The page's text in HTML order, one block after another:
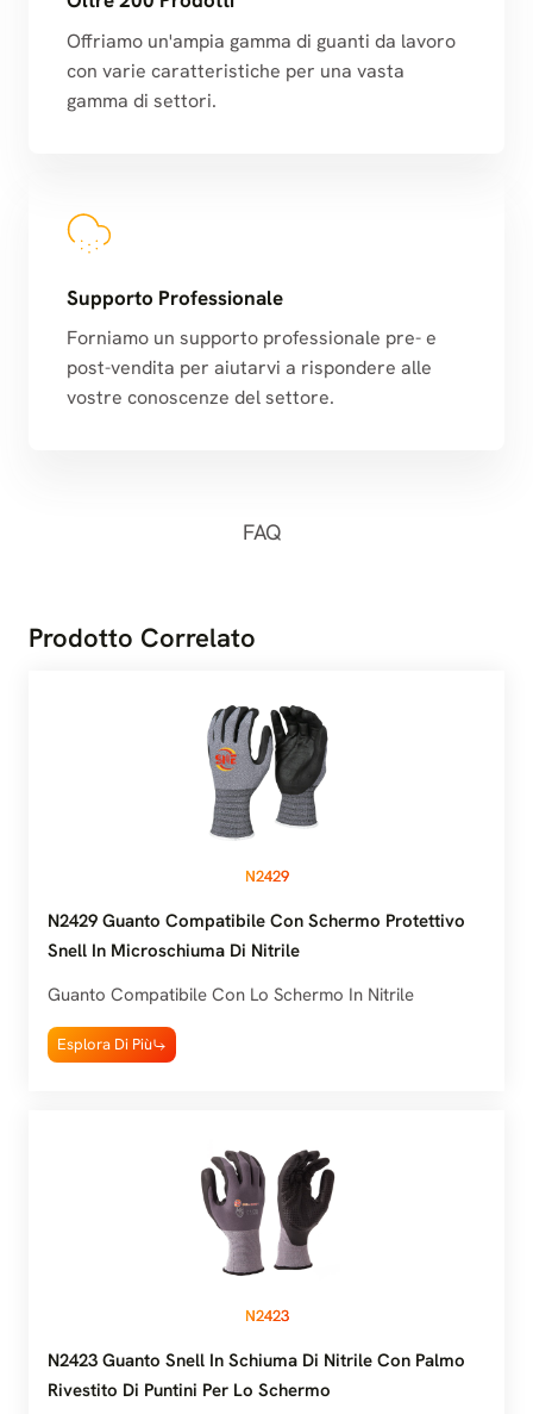
Offriamo un'ampia gamma di guanti da lavoro
con varie caratteristiche per una vasta
gamma di settori.
Supporto Professionale
Forniamo un supporto professionale pre- e
post-vendita per aiutarvi a rispondere alle
vostre conoscenze del settore.
FAQ
Prodotto Correlato
N2429
N2429 Guanto Compatibile Con Schermo Protettivo
Snell In Microschiuma Di Nitrile
Guanto Compatibile Con Lo Schermo In Nitrile
Esplora Di Più
N2423
N2423 Guanto Snell In Schiuma Di Nitrile Con Palmo
Rivestito Di Puntini Per Lo Schermo